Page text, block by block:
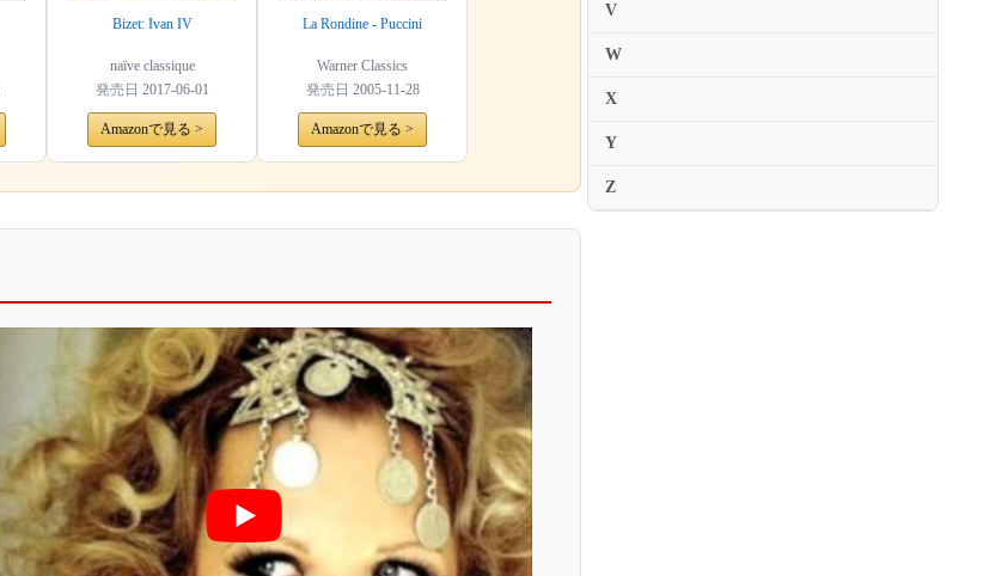
Bizet: Ivan IV
naïve classique
発売日 2017-06-01
Amazonで見る >
La Rondine - Puccini
Warner Classics
発売日 2005-11-28
Amazonで見る >
V
W
X
Y
Z